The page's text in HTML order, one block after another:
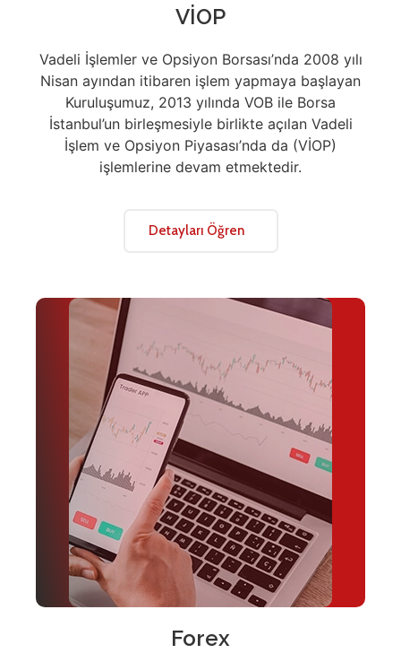
VİOP
Vadeli İşlemler ve Opsiyon Borsası’nda 2008 yılı
Nisan ayından itibaren işlem yapmaya başlayan
Kuruluşumuz, 2013 yılında VOB ile Borsa
İstanbul’un birleşmesiyle birlikte açılan Vadeli
İşlem ve Opsiyon Piyasası’nda da (VİOP)
işlemlerine devam etmektedir.
Detayları Öğren
Forex